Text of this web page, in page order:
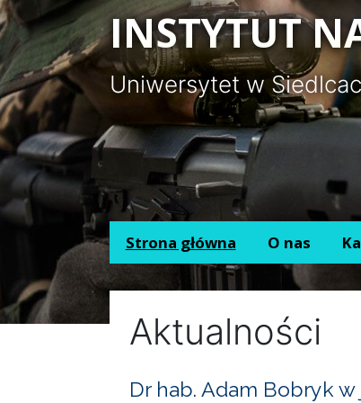
Panel zarządzania plikami cookies
INSTYTUT
Uniwersytet w
Strona główna O nas
Aktualności
Dr hab. Adam Bobryk